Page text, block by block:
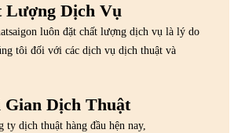
Lượng Dịch Vụ
luôn đặt chất lượng dịch vụ là lý do
tôi đối với các dịch vụ dịch thuật và
Gian Dịch Thuật
ty dịch thuật hàng đầu hện nay,